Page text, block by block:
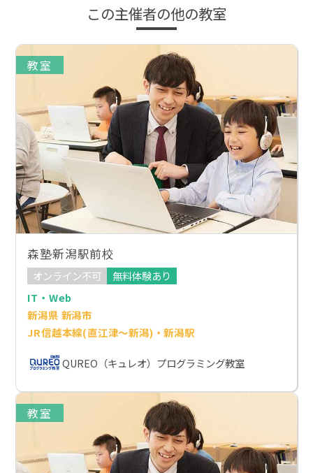
この主催者の他の教室
教室
森塾新潟駅前校
オンライン不可
無料体験あり
IT・Web
新潟県 新潟市
JR信越本線(直江津～新潟)・新潟駅
QUREO（キュレオ）プログラミング教室
教室